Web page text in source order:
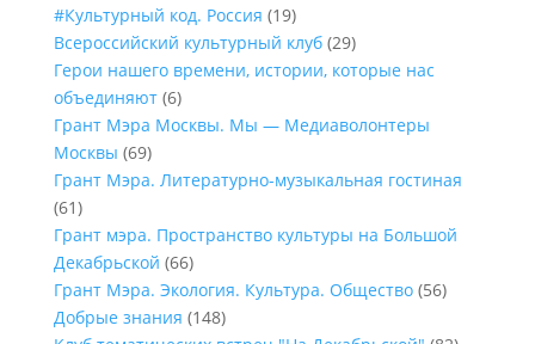
#Культурный код. Россия (19)
Всероссийский культурный клуб(29)
Герои нашего времени, истории, которые нас
объединяют(6)
Грант Мэра Москвы. Мы — Медиаволонтеры
Москвы (69)
Грант Мэра. Литературно-музыкальная гостиная
(61)
Грант мэра. Пространство культуры на Большой
Декабрьской (66)
Грант Мэра. Экология. Культура. Общество(56)
Добрые знания (148)